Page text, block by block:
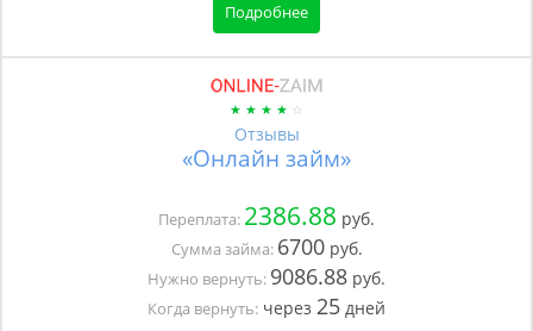
Подробнее
Отзывы
«Онлайн займ»
Переплата: 2386.88 руб.
Сумма займа: 6700руб.
Нужно вернуть: 9086.88 руб.
Когда вернуть: через 25 дней